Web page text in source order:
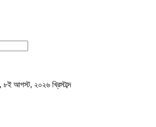
৮ই আগস্ট, ২০২৬ খ্রিস্টাব্দ